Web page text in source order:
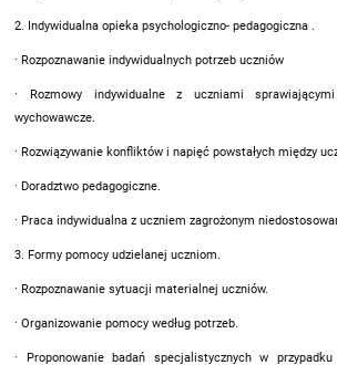
2. Indywidualna opieka psychologiczno- pedagogiczna .
· Rozpoznawanie indywidualnych potrzeb uczniów
· Rozmowy indywidualne z uczniami
wychowawcze.
· Rozwiązywanie konfliktów i napięć powstałych między
· Doradztwo pedagogiczne.
· Praca indywidualna z uczniem zagrożonym
3. Formy pomocy udzielanej uczniom.
· Rozpoznawanie sytuacji materialnej uczniów.
· Organizowanie pomocy według potrzeb.
· Proponowanie badań specjalistycznych w